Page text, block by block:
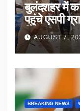
बुलंदशहर में
पहुंचे एसपी
किया संवाद
AUGUST 7,
BREAKING NEWS